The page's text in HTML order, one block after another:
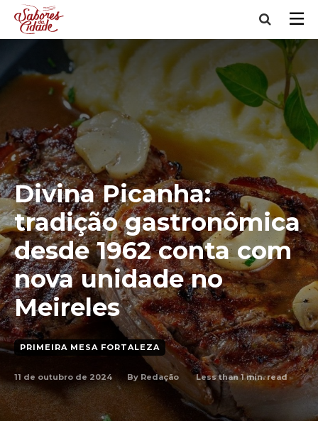
Divina Picanha:
tradição gastronômica
desde 1962 conta com
nova unidade no
Meireles
PRIMEIRA MESA FORTALEZA
11 de outubro de 2024 By Redação Less than 1min. read